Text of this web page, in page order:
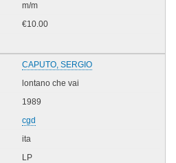
m/m
€10.00
CAPUTO, SERGIO
lontano che vai
1989
cgd
ita
LP